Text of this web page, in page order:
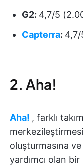
G2: 4,7/5
Capterra:
2. Aha!
Aha! , farklı
oluşturmasına
yardımcı olan bir